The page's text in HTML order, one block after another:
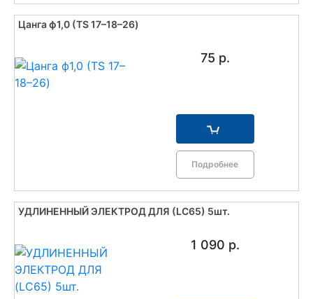
Цанга ф1,0 (TS 17–18–26)
75 р.
Подробнее
УДЛИНЕННЫЙ ЭЛЕКТРОД ДЛЯ (LC65) 5шт.
1 090 р.